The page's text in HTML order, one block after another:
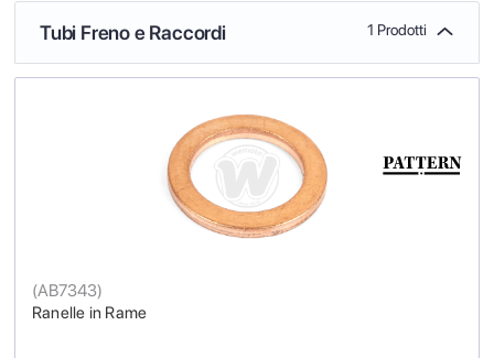
Tubi Freno e Raccordi 1 Prodotti
Ranelle in Rame
(AB7343)